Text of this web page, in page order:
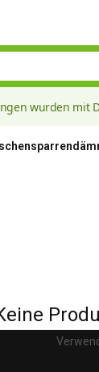
wurden mit